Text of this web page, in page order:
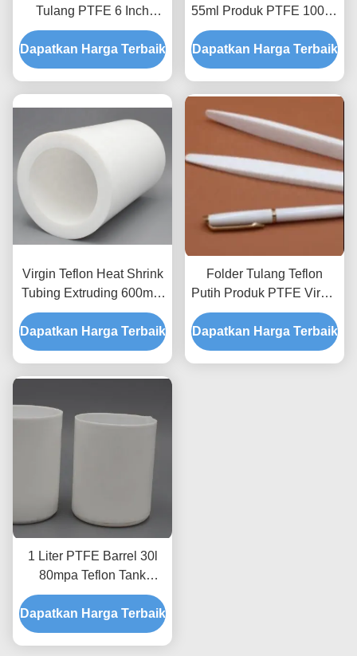
Tulang PTFE 6 Inch
150mm
Dapatkan Harga Terbaik
55ml Produk PTFE 100ml
Tahan Asam
Dapatkan Harga Terbaik
Virgin Teflon Heat Shrink
Tubing Extruding 600mm
White PTFE Tube
Dapatkan Harga Terbaik
Folder Tulang Teflon
Putih Produk PTFE Virgin
Untuk Kartu Ucapan
Dapatkan Harga Terbaik
1 Liter PTFE Barrel 30l
80mpa Teflon Tank
Labware Kimia
Dapatkan Harga Terbaik